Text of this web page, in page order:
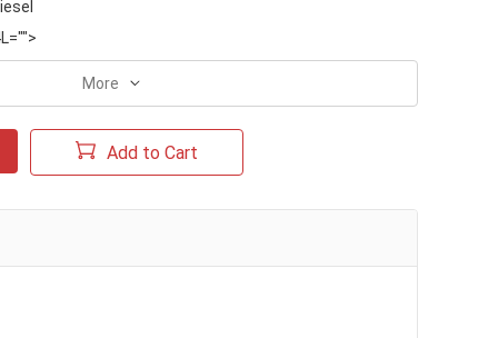
More
Add to Cart